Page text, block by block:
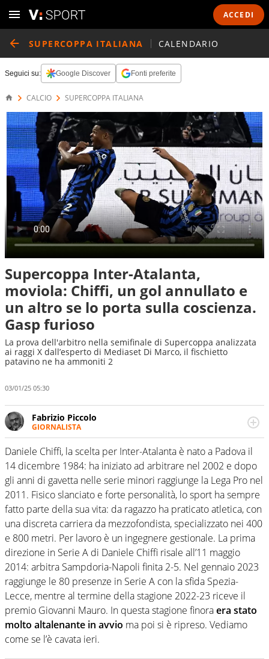
ACCEDI
SUPERCOPPA ITALIANA CALENDARIO
Seguici su: Google Discover Fonti preferite
CALCIO SUPERCOPPA ITALIANA
Supercoppa Inter-Atalanta,
moviola: Chiffi, un gol annullato e
un altro se lo porta sulla coscienza.
Gasp furioso
La prova dell'arbitro nella semifinale di Supercoppa analizzata
ai raggi X dall’esperto di Mediaset Di Marco, il fischietto
patavino ne ha ammoniti 2
03/01/25 05:30
Fabrizio Piccolo
GIORNALISTA
Nella sua carriera ha seguito numerose manifestazioni
sportive e collaborato con agenzie e testate. Esperienza,
competenza, conoscenza e memoria storica. Si occupa
prevalentemente di calcio
Daniele Chiffi, la scelta per Inter-Atalanta è nato a Padova il
14 dicembre 1984: ha iniziato ad arbitrare nel 2002 e dopo
gli anni di gavetta nelle serie minori raggiunge la Lega Pro nel
2011. Fisico slanciato e forte personalità, lo sport ha sempre
fatto parte della sua vita: da ragazzo ha praticato atletica, con
una discreta carriera da mezzofondista, specializzato nei 400
e 800 metri. Per lavoro è un ingegnere gestionale. La prima
direzione in Serie A di Daniele Chiffi risale all’11 maggio
2014: arbitra Sampdoria-Napoli finita 2-5. Nel gennaio 2023
raggiunge le 80 presenze in Serie A con la sfida Spezia-
Lecce, mentre al termine della stagione 2022-23 riceve il
premio Giovanni Mauro. In questa stagione finoraera stato
molto altalenante in avvio ma poi si è ripreso. Vediamo
come se l’è cavata ieri.